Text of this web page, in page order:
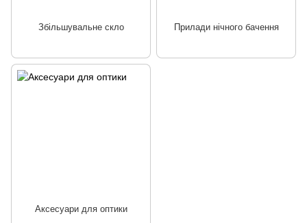
Збільшувальне скло Прилади нічного бачення
Аксесуари для оптики